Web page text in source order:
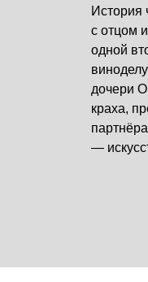
История
с отцом
одной
дочери
краха,
—